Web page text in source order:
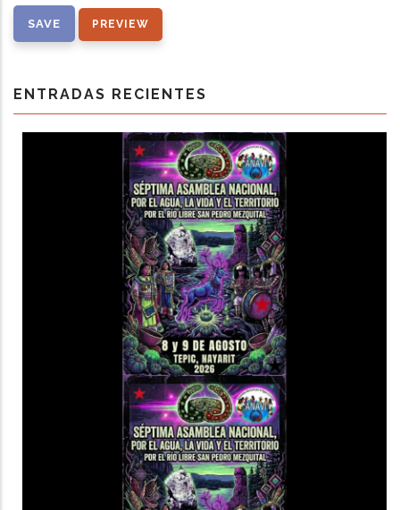
ENTRADAS RECIENTES